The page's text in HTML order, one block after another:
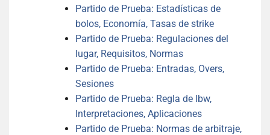
Partido de Prueba: Estadísticas de
bolos, Economía, Tasas de strike
Partido de Prueba: Regulaciones del
lugar, Requisitos, Normas
Partido de Prueba: Entradas, Overs,
Sesiones
Partido de Prueba: Regla de lbw,
Interpretaciones, Aplicaciones
Partido de Prueba: Normas de arbitraje,